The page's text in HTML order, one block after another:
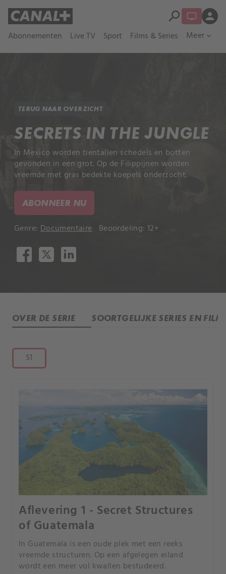
Abonnementen Live TV Sport Films & Series Meer expand_more
search person
TERUG NAAR OVERZICHT
SECRETS IN THE JUNGLE
In Mexico worden tientallen schedels en botten
gevonden in een grot. Op de Filippijnen worden
vreemde met gras bedekte koepels onderzocht.
ABONNEER NU
Genre: Documentaire Beoordeling: 12+
OVER DE SERIE SOORTGELIJKE SERIES EN
S1
Aflevering 1 - Secret Structures
of Guatemala
In Guatemala is een oude plek met een reeks
vreemde structuren. Op een afgelegen eiland
wordt een meer vol kwallen bestudeerd.